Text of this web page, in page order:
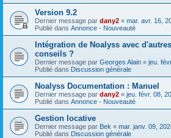
Version 9.2
Dernier message par dany2 « mar. avr. 16,
Publié dans Annonce - Nouveauté
Intégration de Noalyss avec
conseils ?
Dernier message par Georges Alain « jeu.
Publié dans Discussion générale
Noalyss Documentation : Manuel
Dernier message par dany2 « jeu. févr. 08,
Publié dans Annonce - Nouveauté
Gestion locative
Dernier message par Bek « mar. janv. 09,
Publié dans Discussion générale